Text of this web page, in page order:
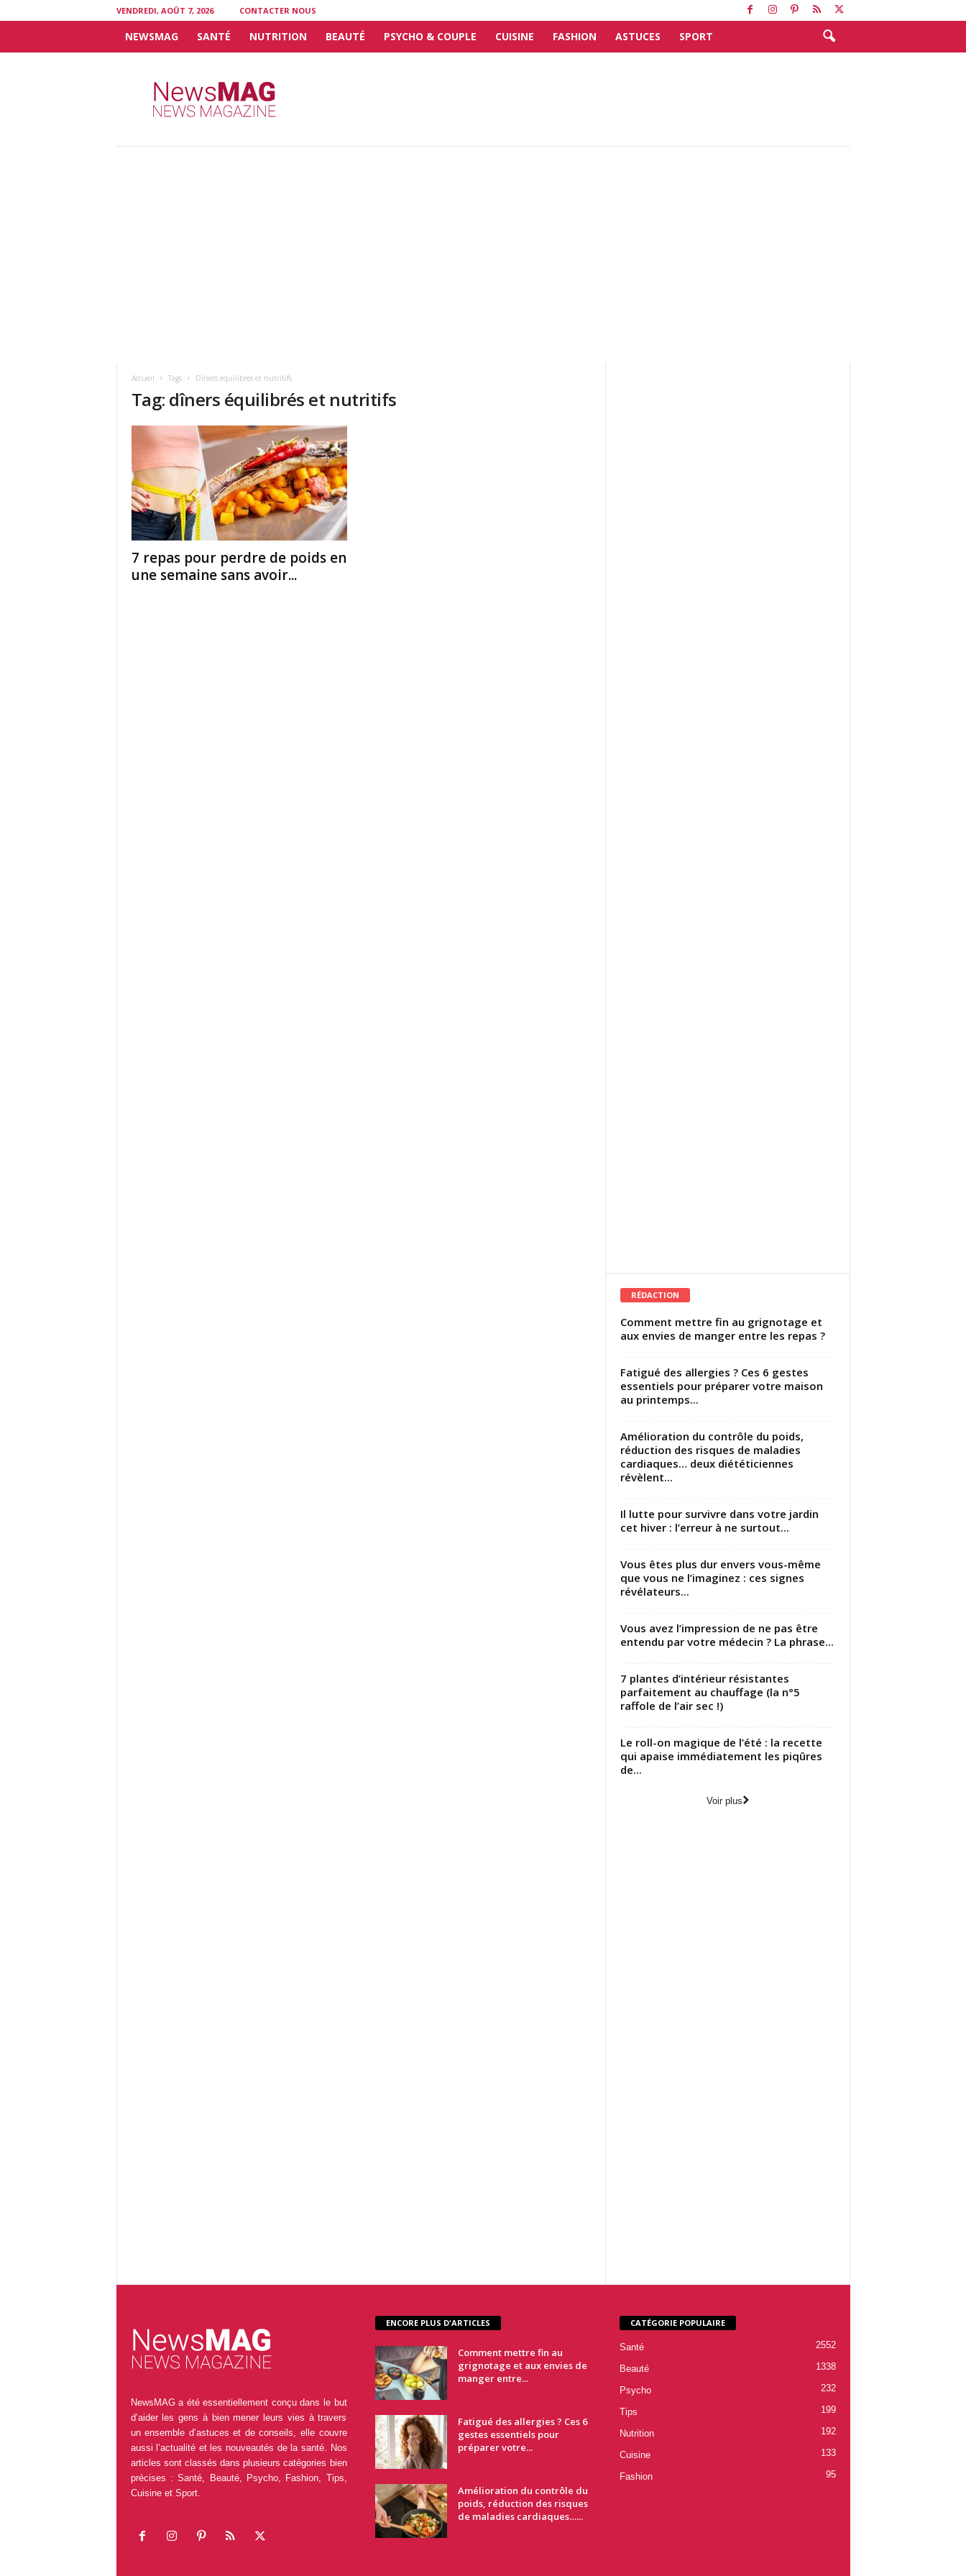
VENDREDI, AOÛT 7, 2026 CONTACTER NOUS
NEWSMAG SANTÉ NUTRITION BEAUTÉ PSYCHO & COUPLE CUISINE FASHION ASTUCES SPORT
Accueil Tags Dîners équilibrés et nutritifs
Tag: dîners équilibrés et nutritifs
7 repas pour perdre de poids en
une semaine sans avoir...
RÉDACTION
Comment mettre fin au grignotage et
aux envies de manger entre les repas ?
Fatigué des allergies ? Ces 6 gestes
essentiels pour préparer votre maison
au printemps...
Amélioration du contrôle du poids,
réduction des risques de maladies
cardiaques… deux diététiciennes
révèlent...
Il lutte pour survivre dans votre jardin
cet hiver : l’erreur à ne surtout...
Vous êtes plus dur envers vous-même
que vous ne l’imaginez : ces signes
révélateurs...
Vous avez l’impression de ne pas être
entendu par votre médecin ? La phrase...
7 plantes d’intérieur résistantes
parfaitement au chauffage (la n°5
raffole de l’air sec !)
Le roll-on magique de l’été : la recette
qui apaise immédiatement les piqûres
de...
Voir plus
NewsMAG a été essentiellement conçu dans le but
d’aider les gens à bien mener leurs vies à travers
un ensemble d’astuces et de conseils, elle couvre
aussi l’actualité et les nouveautés de la santé. Nos
articles sont classés dans plusieurs catégories bien
précises : Santé, Beauté, Psycho, Fashion, Tips,
Cuisine et Sport.
ENCORE PLUS D'ARTICLES
Comment mettre fin au
grignotage et aux envies de
manger entre...
Fatigué des allergies ? Ces 6
gestes essentiels pour
préparer votre...
Amélioration du contrôle du
poids, réduction des risques
de maladies cardiaques…...
CATÉGORIE POPULAIRE
Santé 2552
Beauté 1338
Psycho 232
Tips 199
Nutrition 192
Cuisine 133
Fashion 95